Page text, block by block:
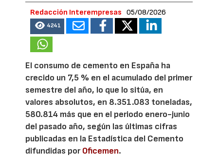
Redacción Interempresas 05/08/2026
4241
El consumo de cemento en España ha
crecido un 7,5 % en el acumulado del primer
semestre del año, lo que lo sitúa, en
valores absolutos, en 8.351.083 toneladas,
580.814 más que en el periodo enero-junio
del pasado año, según las últimas cifras
publicadas en la Estadística del Cemento
difundidas porOficemen.